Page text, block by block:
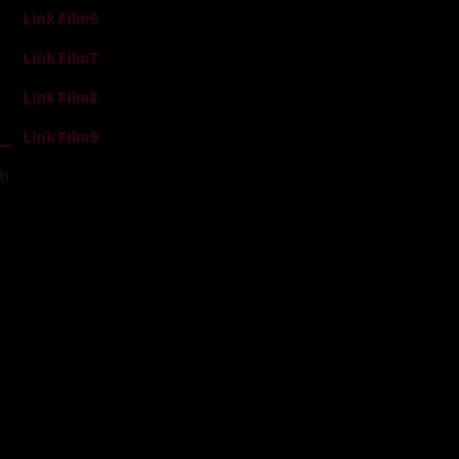
Link Film6
Link Film7
Link Film8
Link Film9